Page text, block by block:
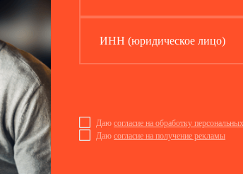
ИНН (юридическое лицо)
Даю согласие на обработку
Даю согласие на получение рекламы